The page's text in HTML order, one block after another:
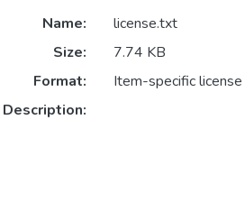
Name:
license.txt
Size:
7.74 KB
Format:
Item-specific
Description: